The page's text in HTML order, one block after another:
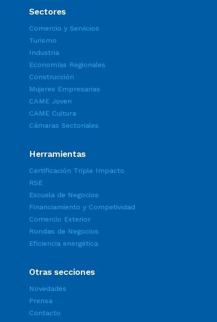
Sectores
Comercio y Servicios
Turismo
Industria
Economías Regionales
Construcción
Mujeres Empresarias
CAME Joven
CAME Cultura
Cámaras Sectoriales
Herramientas
Certificación Triple Impacto
RSE
Escuela de Negocios
Financiamiento y Competividad
Comercio Exterior
Rondas de Negocios
Eficiencia energética
Otras secciones
Novedades
Prensa
Contacto